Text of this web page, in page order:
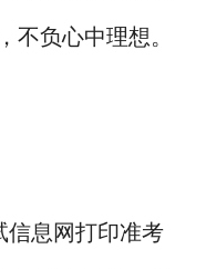
不负心中理想。
信息网打印准考